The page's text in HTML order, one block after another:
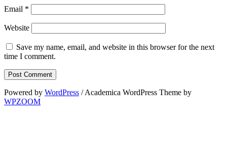
Email *
Website
Save my name, email, and website in this browser for the next
time I comment.
Powered by WordPress / Academica WordPress Theme by
WPZOOM